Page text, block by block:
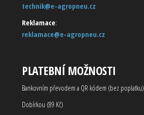
technik@e-agropneu.cz
Reklamace:
reklamace@e-agropneu.cz
PLATEBNÍ MOŽNOSTI
Bankovním převodem a QR kódem (bez poplatku)
Dobírkou (89 Kč)